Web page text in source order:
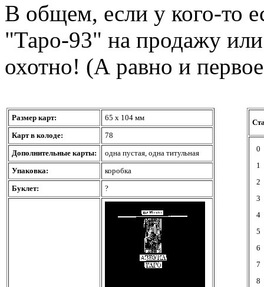
В общем, если у кого-то
"Таро-93" на продажу
охотно! (А равно и
Размер карт:
65 х 104 мм
Карт в колоде:
78
Дополнительные карты:
одна пустая, одна титульная
Упаковка:
коробка
Буклет:
?
0
1
2
3
4
5
6
7
8